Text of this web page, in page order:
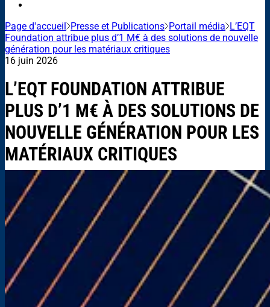
Page d'accueil Presse et Publications Portail média L’EQT
Foundation attribue plus d’1 M€ à des solutions de nouvelle
génération pour les matériaux critiques
16 juin 2026
L’EQT FOUNDATION ATTRIBUE
PLUS D’1 M€ À DES SOLUTIONS DE
NOUVELLE GÉNÉRATION POUR LES
MATÉRIAUX CRITIQUES